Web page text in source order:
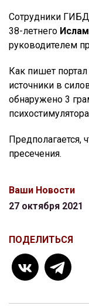
Сотрудники
38-летнего
руководителем
Как пишет
источники в
обнаружено 3
Предполагается,
пресечения.
Ваши Новости
27 октября 2021
ПОДЕЛИТЬСЯ